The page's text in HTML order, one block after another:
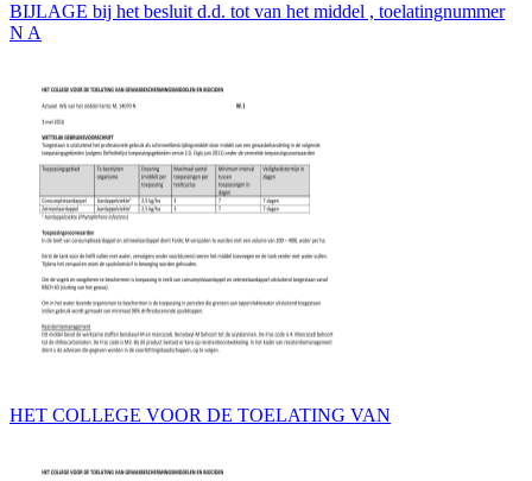
BIJLAGE bij het besluit d.d. tot van het middel , toelatingnummer
N A
HET COLLEGE VOOR DE TOELATING VAN